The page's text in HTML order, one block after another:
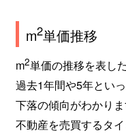
m2単価推移
m2単価の推移を表し
過去1年間や5年とい
下落の傾向がわかりま
不動産を売買するタ